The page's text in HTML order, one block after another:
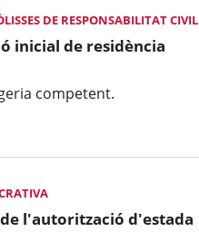
DE RESPONSABILITAT CIVIL
inicial de residència
competent.
l'autorització d'estada